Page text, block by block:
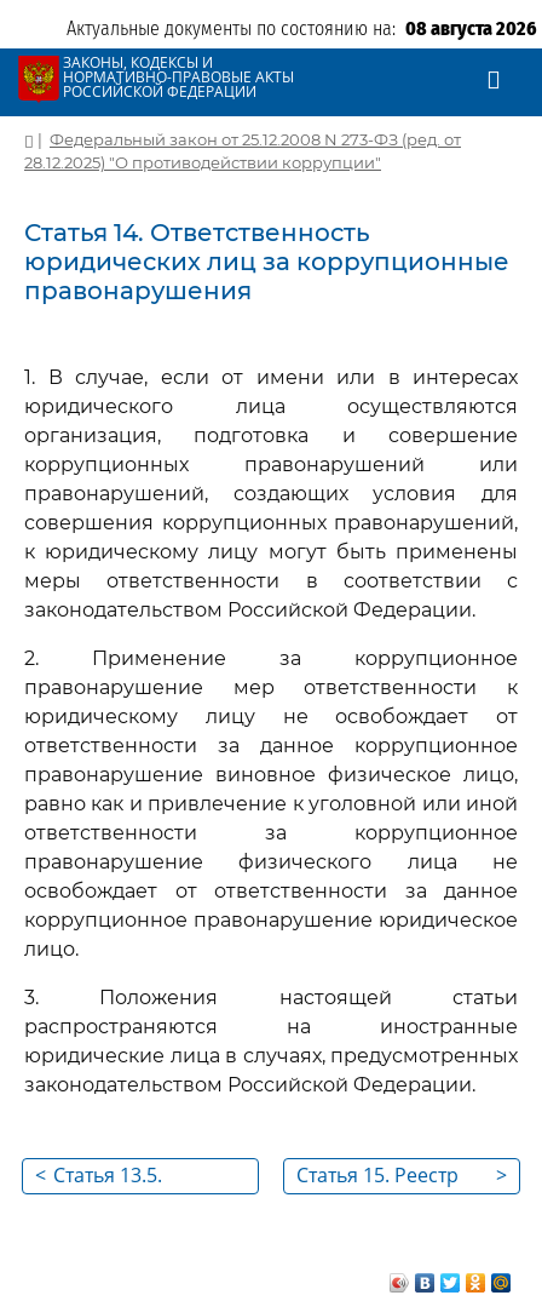
Актуальные документы по состоянию на: 08 августа 2026
ЗАКОНЫ, КОДЕКСЫ И
НОРМАТИВНО-ПРАВОВЫЕ АКТЫ
РОССИЙСКОЙ ФЕДЕРАЦИИ
| Федеральный закон от 25.12.2008 N 273-ФЗ (ред. от
28.12.2025) "О противодействии коррупции"
Статья 14. Ответственность
юридических лиц за коррупционные
правонарушения
1. В случае, если от имени или в интересах
юридического лица осуществляются
организация, подготовка и совершение
коррупционных правонарушений или
правонарушений, создающих условия для
совершения коррупционных правонарушений,
к юридическому лицу могут быть применены
меры ответственности в соответствии с
законодательством Российской Федерации.
2. Применение за коррупционное
правонарушение мер ответственности к
юридическому лицу не освобождает от
ответственности за данное коррупционное
правонарушение виновное физическое лицо,
равно как и привлечение к уголовной или иной
ответственности за коррупционное
правонарушение физического лица не
освобождает от ответственности за данное
коррупционное правонарушение юридическое
лицо.
3. Положения настоящей статьи
распространяются на иностранные
юридические лица в случаях, предусмотренных
законодательством Российской Федерации.
< Статья 13.5.
>
Статья 15. Реестр